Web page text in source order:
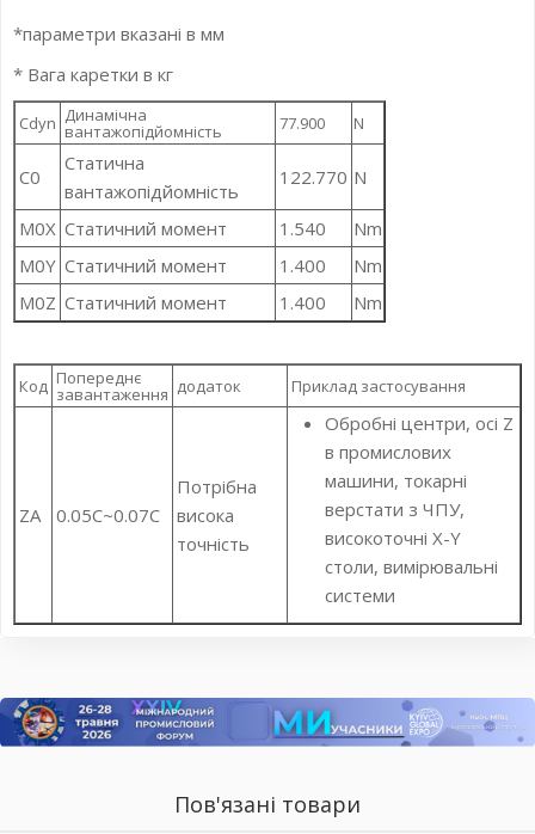
*параметри вказані в мм
* Вага каретки в кг
Cdyn Динамічна
вантажопідйомність 77.900 N
C0
Статична
вантажопідйомність
122.770 N
M0X Статичний момент 1.540
Nm
M0Y Статичний момент 1.400
Nm
M0Z Статичний момент 1.400 Nm
Код Попереднє
завантаження додаток Приклад застосування
ZA 0.05C~0.07C
Потрібна
висока
точність
Обробні центри, осі Z
в промислових
машини, токарні
верстати з ЧПУ,
високоточні X-Y
столи, вимірювальні
системи
Пов'язані товари